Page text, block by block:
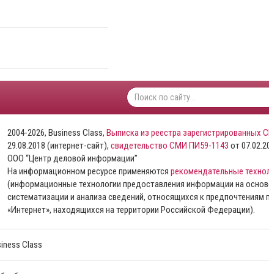
2004-2026, Business Class, Выписка из реестра зарегистрированных
29.08.2018 (интернет-сайт), свидетельство СМИ ПИ59-1143 от
ООО “Центр деловой информации”
На информационном ресурсе применяются рекомендательные
(информационные технологии предоставления информации на
систематизации и анализа сведений, относящихся к предпочтениям
«Интернет», находящихся на территории Российской Федерации).
Class